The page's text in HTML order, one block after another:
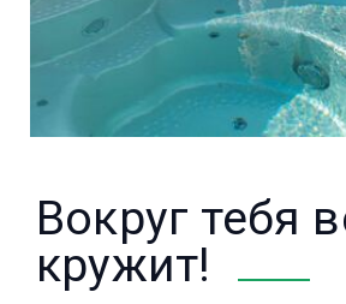
Вокруг тебя
кружит!